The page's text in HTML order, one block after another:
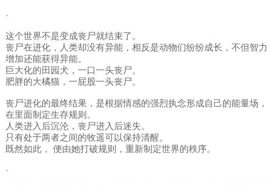
·
这个世界不是变成丧尸就结束了。
丧尸在进化，人类却没有异能，相反是动物们纷纷成长，不但智力
增加还能获得异能。
巨大化的田园犬，一口一头丧尸。
肥胖的大橘猫，一屁股一头丧尸。
丧尸进化的最终结果，是根据情感的强烈执念形成自己的能量场，
在里面制定生存规则。
人类进入后沉沦，丧尸进入后迷失。
只有处于两者之间的牧遥可以保持清醒。
既然如此， 便由她打破规则，重新制定世界的秩序。
·